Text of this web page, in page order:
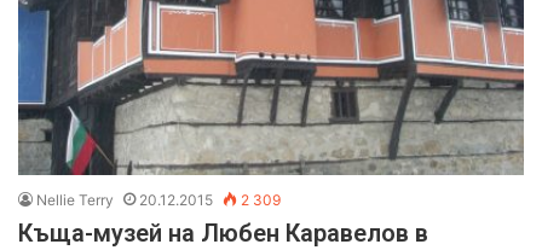
Nellie Terry 20.12.2015 2 309
Къща-музей на Любен Каравелов в